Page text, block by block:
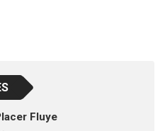
Fluye